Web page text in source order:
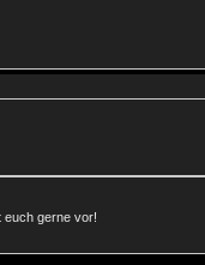
euch gerne vor!